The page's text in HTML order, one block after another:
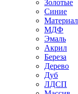
Золотые
Синие
Материал
МДФ
Эмаль
Акрил
Береза
Дерево
Дуб
ЛДСП